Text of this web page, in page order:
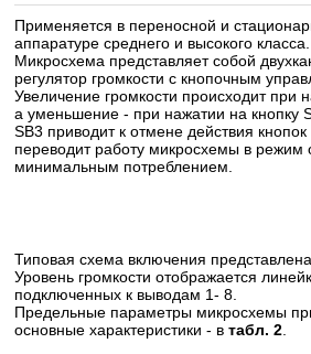
Применяется в переносной и
аппаратуре среднего и высокого класса.
Микросхема представляет собой
регулятор громкости с кнопочным
Увеличение громкости происходит при
а уменьшение - при нажатии на кнопку
SB3 приводит к отмене действия
переводит работу микросхемы в режим
минимальным потреблением.
Типовая схема включения
Уровень громкости отображается
подключенных к выводам 1- 8.
Предельные параметры микросхемы
основные характеристики - втабл. 2